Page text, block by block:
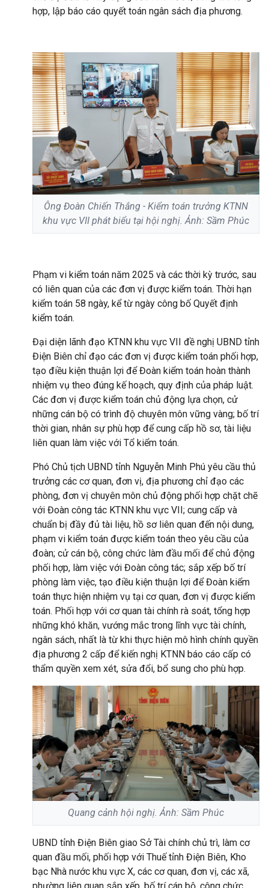
hợp, lập báo cáo quyết toán ngân sách địa phương.
Ông Đoàn Chiến Thắng - Kiểm toán trưởng KTNN
khu vực VII phát biểu tại hội nghị. Ảnh: Sầm Phúc
Phạm vi kiểm toán năm 2025 và các thời kỳ trước, sau
có liên quan của các đơn vị được kiểm toán. Thời hạn
kiểm toán 58 ngày, kể từ ngày công bố Quyết định
kiểm toán.
Đại diện lãnh đạo KTNN khu vực VII đề nghị UBND tỉnh
Điện Biên chỉ đạo các đơn vị được kiểm toán phối hợp,
tạo điều kiện thuận lợi để Đoàn kiểm toán hoàn thành
nhiệm vụ theo đúng kế hoạch, quy định của pháp luật.
Các đơn vị được kiểm toán chủ động lựa chọn, cử
những cán bộ có trình độ chuyên môn vững vàng; bố trí
thời gian, nhân sự phù hợp để cung cấp hồ sơ, tài liệu
liên quan làm việc với Tổ kiểm toán.
Phó Chủ tịch UBND tỉnh Nguyễn Minh Phú yêu cầu thủ
trưởng các cơ quan, đơn vị, địa phương chỉ đạo các
phòng, đơn vị chuyên môn chủ động phối hợp chặt chẽ
với Đoàn công tác KTNN khu vực VII; cung cấp và
chuẩn bị đầy đủ tài liệu, hồ sơ liên quan đến nội dung,
phạm vi kiểm toán được kiểm toán theo yêu cầu của
đoàn; cử cán bộ, công chức làm đầu mối để chủ động
phối hợp, làm việc với Đoàn công tác; sắp xếp bố trí
phòng làm việc, tạo điều kiện thuận lợi để Đoàn kiểm
toán thực hiện nhiệm vụ tại cơ quan, đơn vị được kiểm
toán. Phối hợp với cơ quan tài chính rà soát, tổng hợp
những khó khăn, vướng mắc trong lĩnh vực tài chính,
ngân sách, nhất là từ khi thực hiện mô hình chính quyền
địa phương 2 cấp để kiến nghị KTNN báo cáo cấp có
thẩm quyền xem xét, sửa đổi, bổ sung cho phù hợp.
Quang cảnh hội nghị. Ảnh: Sầm Phúc
UBND tỉnh Điện Biên giao Sở Tài chính chủ trì, làm cơ
quan đầu mối, phối hợp với Thuế tỉnh Điện Biên, Kho
bạc Nhà nước khu vực X, các cơ quan, đơn vị, các xã,
phường liên quan sắp xếp, bố trí cán bộ, công chức